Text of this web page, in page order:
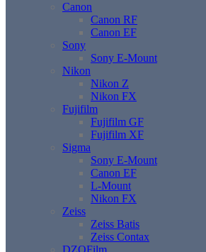
Canon
Canon RF
Canon EF
Sony
Sony E-Mount
Nikon
Nikon Z
Nikon FX
Fujifilm
Fujifilm GF
Fujifilm XF
Sigma
Sony E-Mount
Canon EF
L-Mount
Nikon FX
Zeiss
Zeiss Batis
Zeiss Contax
DZOFilm